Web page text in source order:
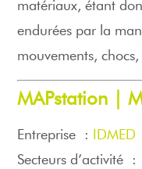
matériaux, étant
endurées par la
mouvements,
MAPstation |
Entreprise : IDMED
Secteurs d’activité :